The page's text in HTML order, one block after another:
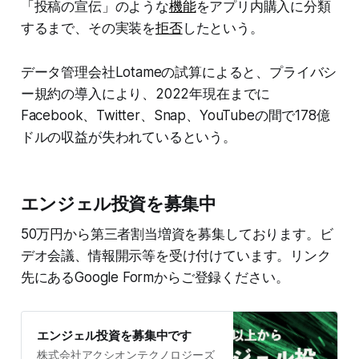
「投稿の宣伝」のような機能をアプリ内購入に分類
するまで、その実装を拒否したという。
データ管理会社Lotameの試算によると、プライバシ
ー規約の導入により、2022年現在までに
Facebook、Twitter、Snap、YouTubeの間で178億
ドルの収益が失われているという。
エンジェル投資を募集中
50万円から第三者割当増資を募集しております。ビ
デオ会議、情報開示等を受け付けています。リンク
先にあるGoogle Formからご登録ください。
エンジェル投資を募集中です
株式会社アクシオンテクノロジーズ